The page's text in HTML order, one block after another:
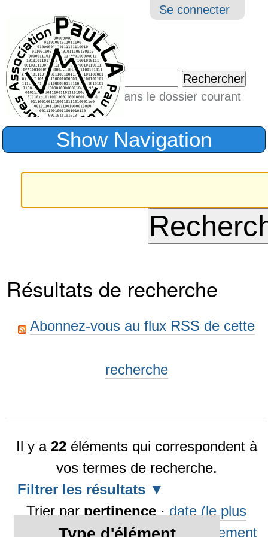
Outils
Se connecter
Chercher par
Seulement dans le dossier courant
Recherche
Show Navigation
Résultats de recherche
Abonnez-vous au flux RSS de cette
recherche
Il y a 22éléments qui correspondent à
vos termes de recherche.
Filtrer les résultats
Trier par pertinence · date (le plus
récent en premier) · alphabétiquement